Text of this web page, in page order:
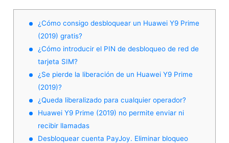
¿Cómo consigo desbloquear un Huawei Y9 Prime
(2019) gratis?
¿Cómo introducir el PIN de desbloqueo de red de
tarjeta SIM?
¿Se pierde la liberación de un Huawei Y9 Prime
(2019)?
¿Queda liberalizado para cualquier operador?
Huawei Y9 Prime (2019) no permite enviar ni
recibir llamadas
Desbloquear cuenta PayJoy. Eliminar bloqueo